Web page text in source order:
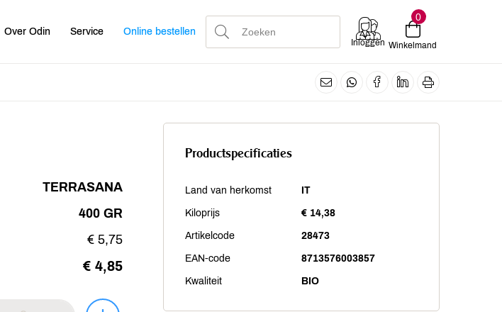
Over Odin Service Online bestellen
Inloggen
0
Winkelmand
TERRASANA
400 GR
€ 5,75
€ 4,85
Productspecificaties
Land van herkomst IT
Kiloprijs € 14,38
Artikelcode 28473
EAN-code 8713576003857
Kwaliteit BIO